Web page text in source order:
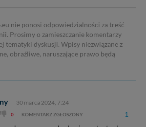
nie ponosi odpowiedzialności za treść
Prosimy o zamieszczanie komentarzy
tematyki dyskusji. Wpisy niezwiązane z
obraźliwe, naruszające prawo będą
30 marca 2024, 7:24
0 KOMENTARZ ZGŁOSZONY 1